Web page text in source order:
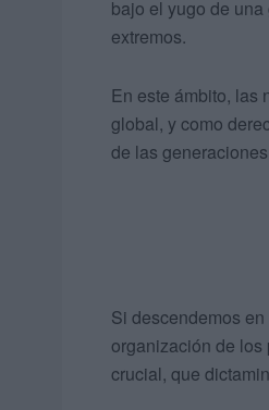
bajo el yugo de
extremos.
En este ámbito, las
global, y como
de las
Si descendemos
organización de
crucial, que